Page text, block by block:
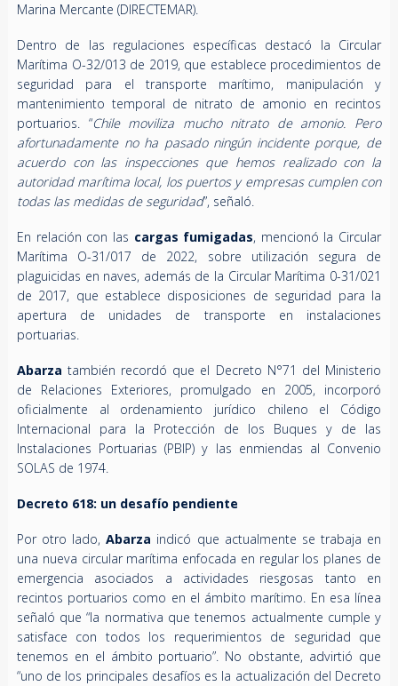
Marina Mercante (DIRECTEMAR).
Dentro de las regulaciones específicas destacó la Circular
Marítima O-32/013 de 2019, que establece procedimientos de
seguridad para el transporte marítimo, manipulación y
mantenimiento temporal de nitrato de amonio en recintos
portuarios. “Chile moviliza mucho nitrato de amonio. Pero
afortunadamente no ha pasado ningún incidente porque, de
acuerdo con las inspecciones que hemos realizado con la
autoridad marítima local, los puertos y empresas cumplen con
todas las medidas de seguridad”, señaló.
En relación con las cargas fumigadas, mencionó la Circular
Marítima O-31/017 de 2022, sobre utilización segura de
plaguicidas en naves, además de la Circular Marítima 0-31/021
de 2017, que establece disposiciones de seguridad para la
apertura de unidades de transporte en instalaciones
portuarias.
Abarza también recordó que el Decreto N°71 del Ministerio
de Relaciones Exteriores, promulgado en 2005, incorporó
oficialmente al ordenamiento jurídico chileno el Código
Internacional para la Protección de los Buques y de las
Instalaciones Portuarias (PBIP) y las enmiendas al Convenio
SOLAS de 1974.
Decreto 618: un desafío pendiente
Por otro lado,Abarza indicó que actualmente se trabaja en
una nueva circular marítima enfocada en regular los planes de
emergencia asociados a actividades riesgosas tanto en
recintos portuarios como en el ámbito marítimo. En esa línea
señaló que “la normativa que tenemos actualmente cumple y
satisface con todos los requerimientos de seguridad que
tenemos en el ámbito portuario”. No obstante, advirtió que
“uno de los principales desafíos es la actualización del Decreto